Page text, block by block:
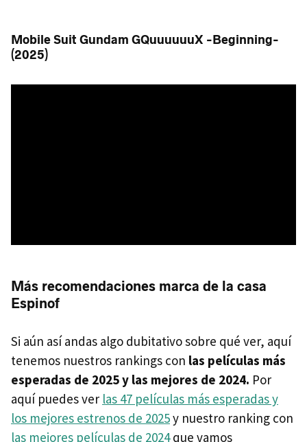
Mobile Suit Gundam GQuuuuuuX -Beginning-
(2025)
Más recomendaciones marca de la casa
Espinof
Si aún así andas algo dubitativo sobre qué ver, aquí
tenemos nuestros rankings con las películas más
esperadas de 2025 y las mejores de 2024. Por
aquí puedes ver las 47 películas más esperadas y
los mejores estrenos de 2025y nuestro ranking con
las mejores películas de 2024que vamos